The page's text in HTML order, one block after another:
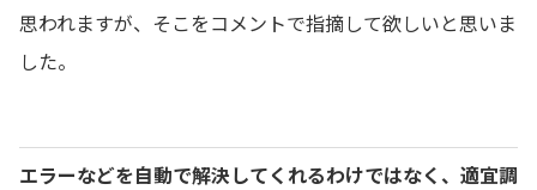
思われますが、そこをコメントで指摘して欲しいと思いま
した。
エラーなどを自動で解決してくれるわけではなく、適宜調